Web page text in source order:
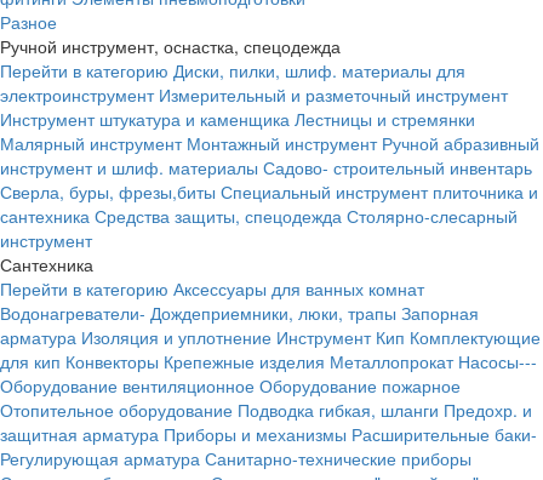
Разное
Ручной инструмент, оснастка, спецодежда
Перейти в категорию Диски, пилки, шлиф. материалы для
электроинструмент Измерительный и разметочный инструмент
Инструмент штукатура и каменщика Лестницы и стремянки
Малярный инструмент Монтажный инструмент Ручной абразивный
инструмент и шлиф. материалы Садово- строительный инвентарь
Сверла, буры, фрезы,биты Специальный инструмент плиточника и
сантехника Средства защиты, спецодежда Столярно-слесарный
инструмент
Сантехника
Перейти в категорию Аксессуары для ванных комнат
Водонагреватели- Дождеприемники, люки, трапы Запорная
арматура Изоляция и уплотнение Инструмент Кип Комплектующие
для кип Конвекторы Крепежные изделия Металлопрокат Насосы---
Оборудование вентиляционное Оборудование пожарное
Отопительное оборудование Подводка гибкая, шланги Предохр. и
защитная арматура Приборы и механизмы Расширительные баки-
Регулирующая арматура Санитарно-технические приборы